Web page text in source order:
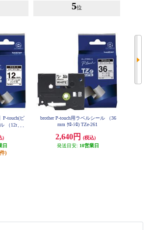
P-touch(ピ
（12mm
)
日
)
5位
brother P-touch用ラベルシール （36
mm ｸﾛ-ｼﾛ) TZe-261
2,640円
(税込)
発送目安: 10営業日